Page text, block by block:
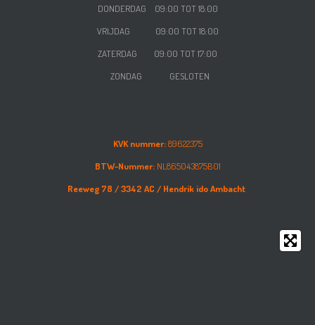
DONDERDAG 09:00 TOT 18:00
VRIJDAG
09:00 TOT 18:00
ZATERDAG 09:00 TOT 17:00
ZONDAG GESLOTEN
KVK nummer:89622375
BTW-Nummer:NL865043875B01
Reeweg 78 /3342 AC / Hendrik ido Ambacht